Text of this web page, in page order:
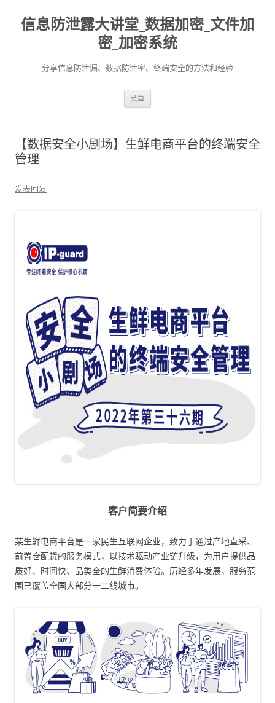
信息防泄露大讲堂_数据加密_文件加
密_加密系统
分享信息防泄漏、数据防泄密、终端安全的方法和经验
菜单
【数据安全小剧场】生鲜电商平台的终端安全
管理
发表回复
客户简要介绍
某生鲜电商平台是一家民生互联网企业，致力于通过产地直采、
前置仓配货的服务模式，以技术驱动产业链升级，为用户提供品
质好、时间快、品类全的生鲜消费体验。历经多年发展，服务范
围已覆盖全国大部分一二线城市。